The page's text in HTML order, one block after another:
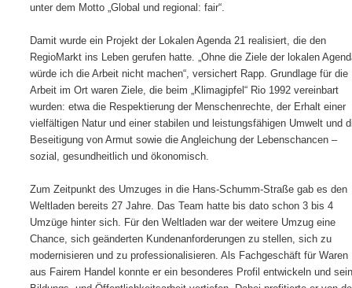
unter dem Motto „Global und regional: fair“.
Damit wurde ein Projekt der Lokalen Agenda 21 realisiert, die den
RegioMarkt ins Leben gerufen hatte. „Ohne die Ziele der lokalen
würde ich die Arbeit nicht machen“, versichert Rapp. Grundlage für die
Arbeit im Ort waren Ziele, die beim „Klimagipfel“ Rio 1992 vereinbart
wurden: etwa die Respektierung der Menschenrechte, der Erhalt einer
vielfältigen Natur und einer stabilen und leistungsfähigen Umwelt und
Beseitigung von Armut sowie die Angleichung der Lebenschancen –
sozial, gesundheitlich und ökonomisch.
Zum Zeitpunkt des Umzuges in die Hans-Schumm-Straße gab es den
Weltladen bereits 27 Jahre. Das Team hatte bis dato schon 3 bis 4
Umzüge hinter sich. Für den Weltladen war der weitere Umzug eine
Chance, sich geänderten Kundenanforderungen zu stellen, sich zu
modernisieren und zu professionalisieren. Als Fachgeschäft für Waren
aus Fairem Handel konnte er ein besonderes Profil entwickeln und